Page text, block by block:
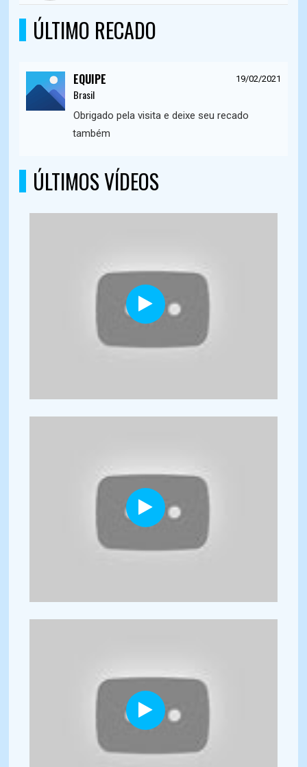
ÚLTIMO RECADO
EQUIPE 19/02/2021
Brasil
Obrigado pela visita e deixe seu recado
também
ÚLTIMOS VÍDEOS